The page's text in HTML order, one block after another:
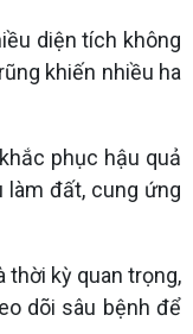
diện tích không
khiến nhiều ha
phục hậu quả
làm đất, cung ứng
thời kỳ quan trọng,
dõi sâu bệnh để